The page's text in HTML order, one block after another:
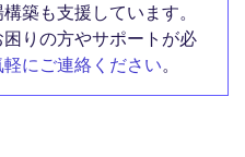
築も支援しています。
りの方やサポートが必
軽にご連絡ください。